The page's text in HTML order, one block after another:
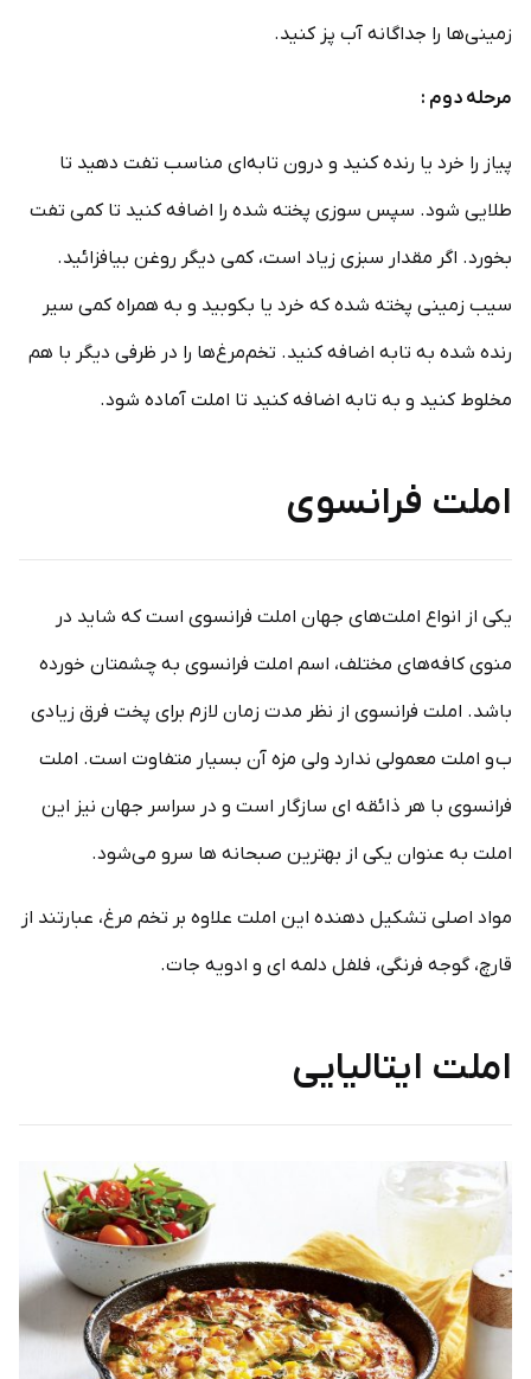
زمینی‌ها را جداگانه آب پز کنید.
مرحله دوم :
پیاز را خرد یا رنده کنید و درون تابه‌ای مناسب تفت دهید تا
طلایی شود. سپس سوزی پخته شده را اضافه کنید تا کمی تفت
بخورد. اگر مقدار سبزی زیاد است، کمی دیگر روغن بیافزائید.
سیب زمینی پخته شده که خرد یا بکوبید و به همراه کمی سیر
رنده شده به تابه اضافه کنید. تخم‌مرغ‌ها را در ظرفی دیگر با هم
مخلوط کنید و به تابه اضافه کنید تا املت آماده شود.
املت فرانسوی
یکی از انواع املت‌های جهان املت فرانسوی است که شاید در
منوی کافه‌های مختلف، اسم املت فرانسوی به چشمتان خورده
باشد. املت فرانسوی از نظر مدت زمان لازم برای پخت فرق زیادی
ب و املت معمولی ندارد ولی مزه آن بسیار متفاوت است. املت
فرانسوی با هر ذائقه ای سازگار است و در سراسر جهان نیز این
املت به عنوان یکی از بهترین صبحانه ها سرو می‌شود.
مواد اصلی تشکیل دهنده این املت علاوه بر تخم مرغ، عبارتند از
قارچ، گوجه فرنگی، فلفل دلمه ای و ادویه جات.
املت ایتالیایی